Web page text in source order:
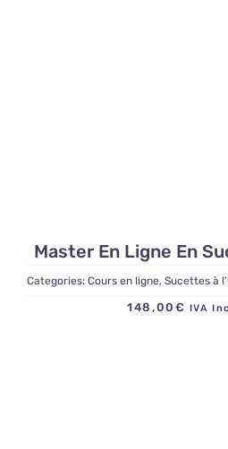
Master En Ligne En
Categories: Cours en ligne, Sucettes à
148,00 € IVA